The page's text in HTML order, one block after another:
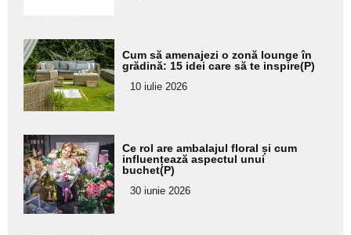
Adaugă
aici textul
pentru
subtitlu
Cum să amenajezi o zonă lounge în
grădină: 15 idei care să te inspire(P)
10 iulie 2026
Adaugă
aici textul
pentru
subtitlu
Ce rol are ambalajul floral și cum
influențează aspectul unui
buchet(P)
30 iunie 2026